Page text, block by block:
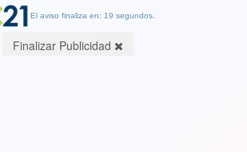
El aviso finaliza en: 19 segundos.
Finalizar Publicidad